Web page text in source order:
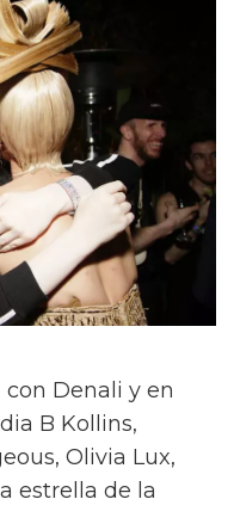
con Denali y en
B Kollins,
Olivia Lux,
estrella de la